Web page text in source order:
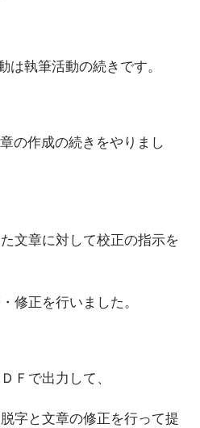
は執筆活動の続きです。
の作成の続きをやりまし
文章に対して校正の指示を
修正を行いました。
Ｆで出力して、
字と文章の修正を行って提